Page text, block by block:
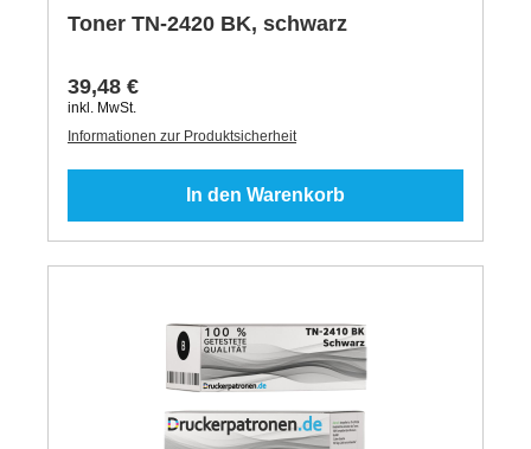
Toner TN-2420 BK, schwarz
39,48 €
inkl. MwSt.
Informationen zur Produktsicherheit
In den Warenkorb